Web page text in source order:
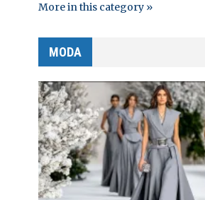
More in this category »
MODA